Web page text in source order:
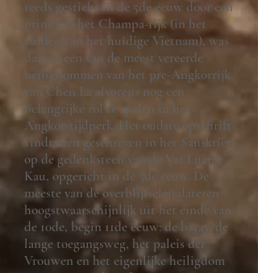
reeds gesticht in de 5de eeuw door een
prins van het Champa-rijk (in het
zuiden van het huidige Vietnam), was
daarna een van de meest vereerde
heiligdommen van het pre-Angkorrijk
van Chen La alvorens nog een
belangrijke rol te spelen in het
Angkor-tijdperk. Het oudste opschrift
vindt men geschreven in het Sanskriet
op de gedenksteen van de Vat Luang
Kau, opgericht in de 5de eeuw. De
meeste van de overblijfselen dateren
hoogstwaarschijnlijk uit het einde van
de 10de, begin 11de eeuw: de baray, de
lange toegangsweg, het paleis der
Vrouwen en het eigenlijke heiligdom